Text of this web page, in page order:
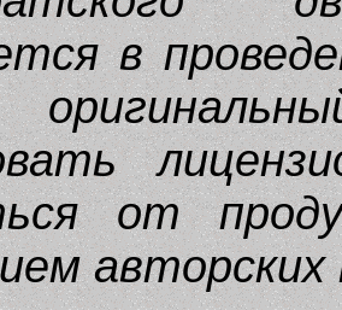
в
от
авторских